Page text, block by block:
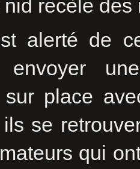
recèle
alerté de
sur place
se
qui